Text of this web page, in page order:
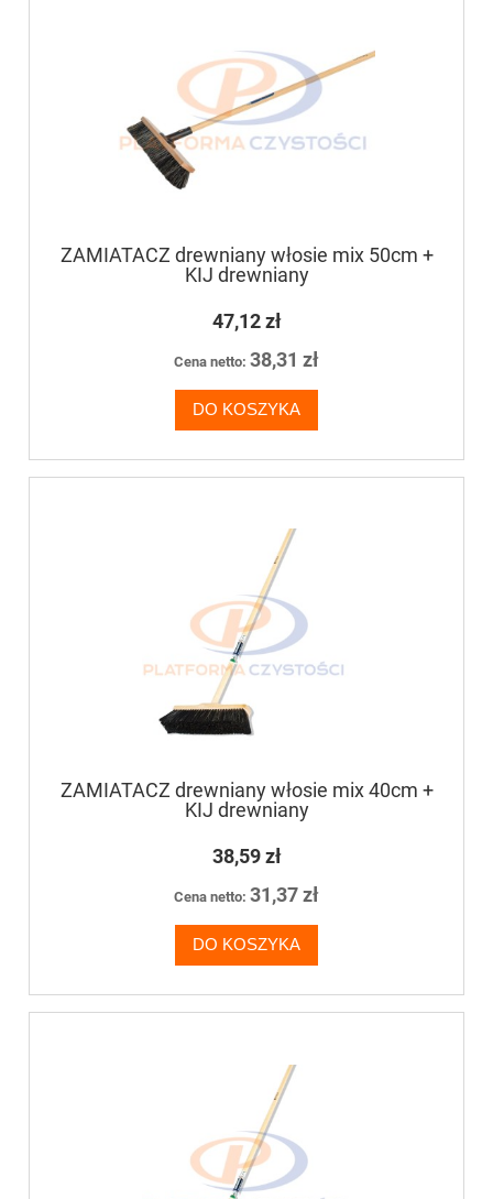
ZAMIATACZ drewniany włosie mix 50cm +
KIJ drewniany
47,12 zł
Cena netto: 38,31 zł
DO KOSZYKA
ZAMIATACZ drewniany włosie mix 40cm +
KIJ drewniany
38,59 zł
Cena netto: 31,37 zł
DO KOSZYKA